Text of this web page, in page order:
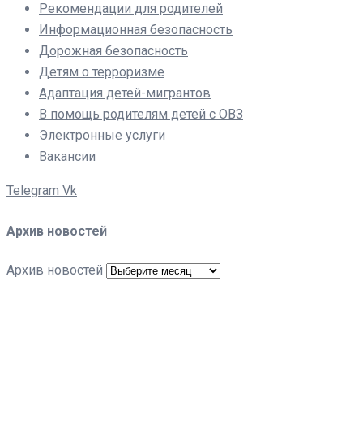
Рекомендации для родителей
Информационная безопасность
Дорожная безопасность
Детям о терроризме
Адаптация детей-мигрантов
В помощь родителям детей с ОВЗ
Электронные услуги
Вакансии
Telegram Vk
Архив новостей
Архив новостей